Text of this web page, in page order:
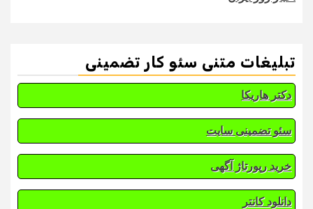
تبلیغات متنی سئو کار تضمینی
دکتر هاریکا
سئو تضمینی سایت
خرید رپورتاژ آگهی
دانلود کانتر